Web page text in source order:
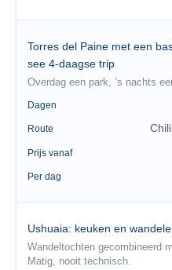
Torres del Paine met een
see 4-daagse trip
Overdag een park, ’s nachts
Dagen
Route
Prijs vanaf
Per dag
Ushuaia: keuken en
Wandeltochten gecombineerd
Matig, nooit technisch.